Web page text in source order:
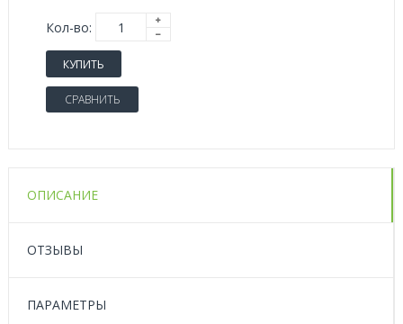
Кол-во:
КУПИТЬ
СРАВНИТЬ
ОПИСАНИЕ
ОТЗЫВЫ
ПАРАМЕТРЫ